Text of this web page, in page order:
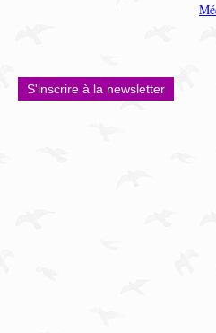
S'inscrire à la newsletter